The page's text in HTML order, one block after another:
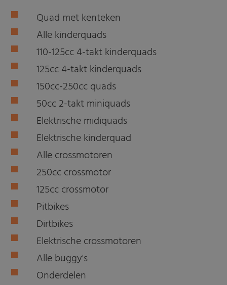
Quad met kenteken
Alle kinderquads
110-125cc 4-takt kinderquads
125cc 4-takt kinderquads
150cc-250cc quads
50cc 2-takt miniquads
Elektrische midiquads
Elektrische kinderquad
Alle crossmotoren
250cc crossmotor
125cc crossmotor
Pitbikes
Dirtbikes
Elektrische crossmotoren
Alle buggy's
Onderdelen